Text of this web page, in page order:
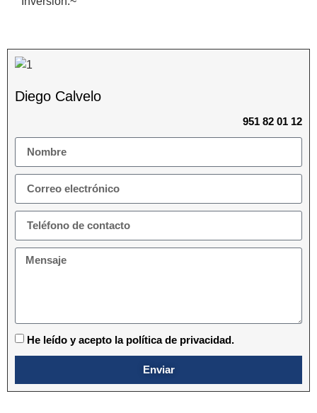
Diego Calvelo
951 82 01 12
He leído y acepto la política de privacidad.
Enviar